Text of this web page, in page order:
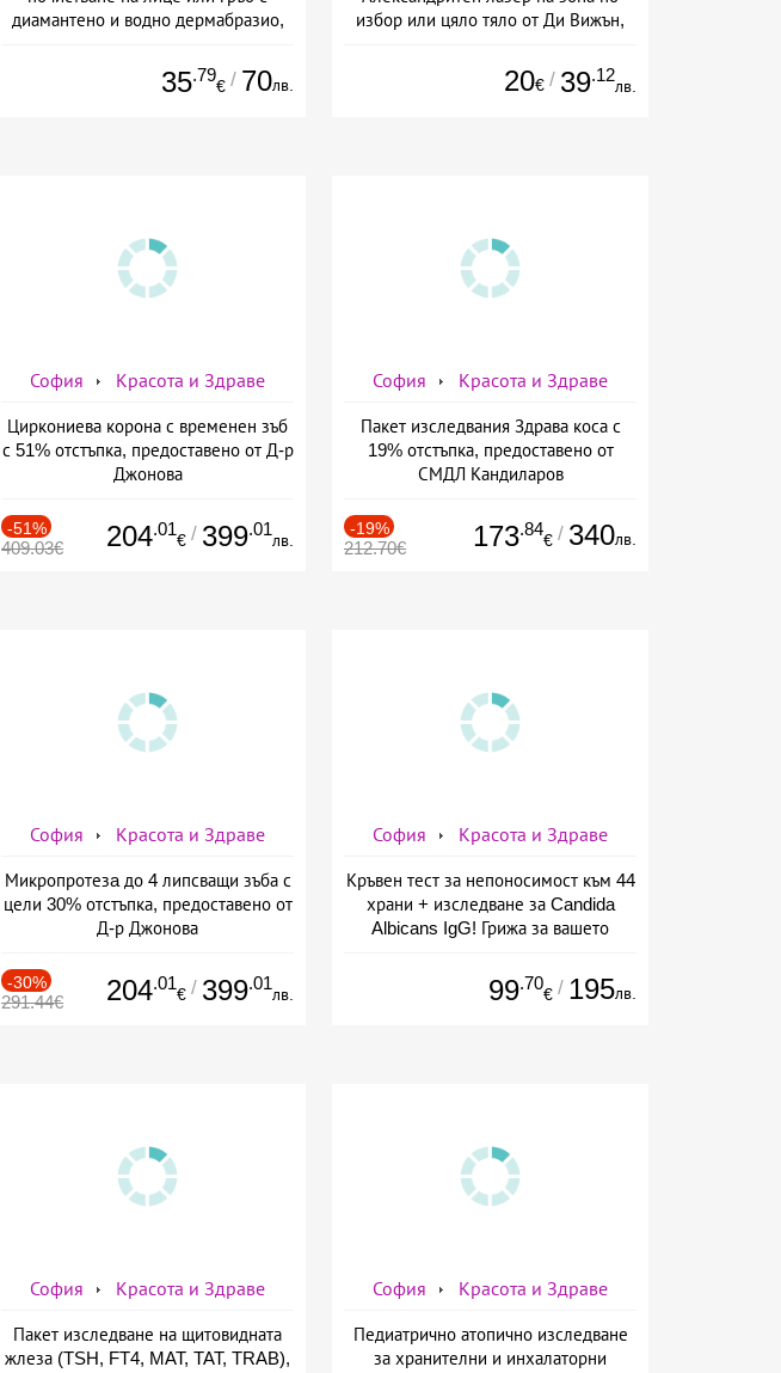
диамантено и водно дермабразио,
Естетичен център Симона
35.79
€ / 70лв.
избор или цяло тяло от Ди Вижън,
20€ / 39.12
лв.
София Красота и Здраве
Циркониева корона с временен зъб
с 51% отстъпка, предоставено от Д-р
Джонова
-51%
409.03€ 204.01
€ / 399.01
лв.
София Красота и Здраве
Пакет изследвания Здрава коса с
19% отстъпка, предоставено от
СМДЛ Кандиларов
-19%
212.70€ 173.84
€ / 340лв.
София Красота и Здраве
Микропротезa до 4 липсващи зъба с
цели 30% отстъпка, предоставено от
Д-р Джонова
-30%
291.44€ 204.01
€ / 399.01
лв.
София Красота и Здраве
Кръвен тест за непоносимост към 44
храни + изследване за Candida
Albicans IgG! Грижа за вашето
99.70
€ / 195лв.
София Красота и Здраве
Пакет изследване на щитовидната
жлеза (TSH, FT4, MAT, TAT, TRAB),
София Красота и Здраве
Педиатрично атопично изследване
за хранителни и инхалаторни